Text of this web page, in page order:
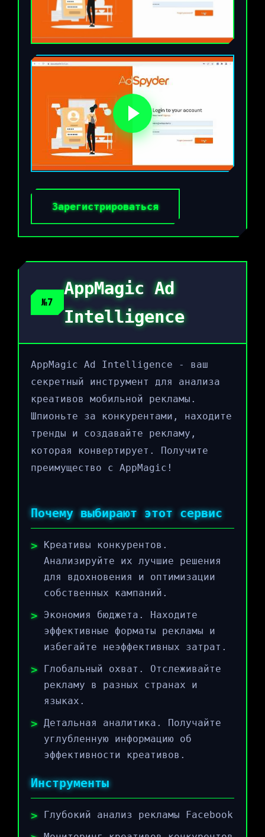
Зарегистрироваться
№7
AppMagic Ad
Intelligence
AppMagic Ad Intelligence - ваш
секретный инструмент для анализа
креативов мобильной рекламы.
Шпионьте за конкурентами, находите
тренды и создавайте рекламу,
которая конвертирует. Получите
преимущество с AppMagic!
Почему выбирают этот сервис
Креативы конкурентов.
Анализируйте их лучшие решения
для вдохновения и оптимизации
собственных кампаний.
Экономия бюджета. Находите
эффективные форматы рекламы и
избегайте неэффективных затрат.
Глобальный охват. Отслеживайте
рекламу в разных странах и
языках.
Детальная аналитика. Получайте
углубленную информацию об
эффективности креативов.
Инструменты
Глубокий анализ рекламы Facebook